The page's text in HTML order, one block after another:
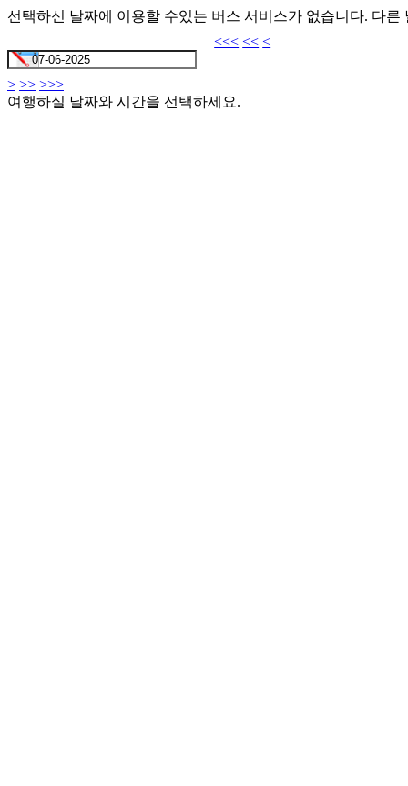
선택하신 날짜에 이용할 수있는 버스 서비스가 없습니다. 다
<<< << <
> >> >>>
여행하실 날짜와 시간을 선택하세요.